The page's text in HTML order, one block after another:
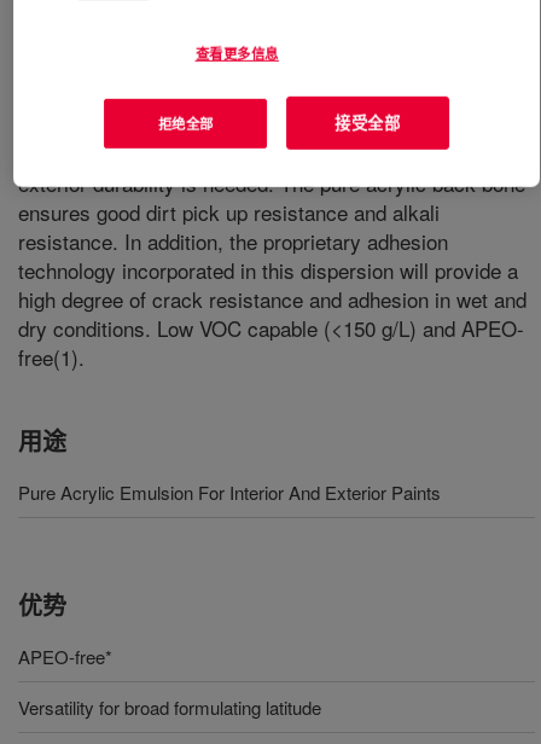
A binder suitable for formulating concrete and fibre
cement roof tile paints and other coatings where good
exterior durability is needed. The pure acrylic back bone
ensures good dirt pick up resistance and alkali
resistance. In addition, the proprietary adhesion
technology incorporated in this dispersion will provide a
high degree of crack resistance and adhesion in wet and
dry conditions. Low VOC capable (<150 g/L) and APEO-
free(1).
用途
Pure Acrylic Emulsion For Interior And Exterior Paints
优势
APEO-free*
Versatility for broad formulating latitude
查看更多信息
拒绝全部 接受全部